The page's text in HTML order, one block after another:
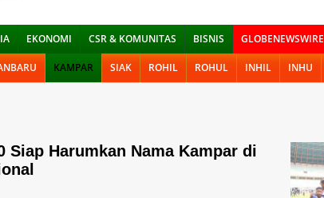
EKONOMI CSR & KOMUNITAS BISNIS GLOBENEWSWIRE
KAMPAR SIAK ROHIL ROHUL INHIL INHU
Siap Harumkan Nama Kampar di